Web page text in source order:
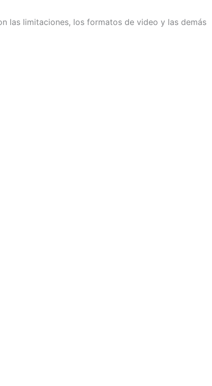
las limitaciones, los formatos de video y las demás